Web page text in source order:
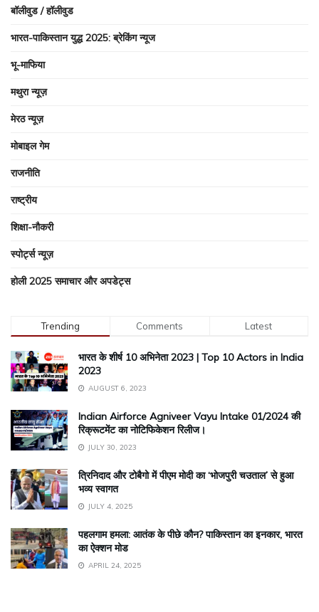
बॉलीवुड / हॉलीवुड
भारत-पाकिस्तान युद्ध 2025: ब्रेकिंग न्यूज
भू-माफिया
मथुरा न्यूज़
मेरठ न्यूज़
मोबाइल गेम
राजनीति
राष्ट्रीय
शिक्षा-नौकरी
स्पोर्ट्स न्यूज़
होली 2025 समाचार और अपडेट्स
Trending Comments Latest
भारत के शीर्ष 10 अभिनेता 2023 | Top 10 Actors in India
2023
AUGUST 6, 2023
Indian Airforce Agniveer Vayu Intake 01/2024 की
रिक्रूटमेंट का नोटिफिकेशन रिलीज।
JULY 30, 2023
त्रिनिदाद और टोबैगो में पीएम मोदी का ‘भोजपुरी चउताल’ से हुआ
भव्य स्वागत
JULY 4, 2025
पहलगाम हमला: आतंक के पीछे कौन? पाकिस्तान का इनकार, भारत
का ऐक्शन मोड
APRIL 24, 2025